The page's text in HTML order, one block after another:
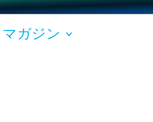
マガジン